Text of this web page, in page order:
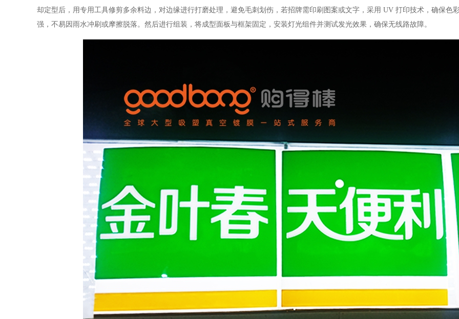
却定型后，用专用工具修剪多余料边，对边缘进行打磨处理，避免毛刺划伤，若招牌需印刷图案或文字，采用 UV 打印技术，确保色
强，不易因雨水冲刷或摩擦脱落。然后进行组装，将成型面板与框架固定，安装灯光组件并测试发光效果，确保无线路故障。